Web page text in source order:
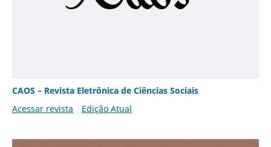
CAOS – Revista Eletrônica de Ciências Sociais
Acessar revista
Edição Atual